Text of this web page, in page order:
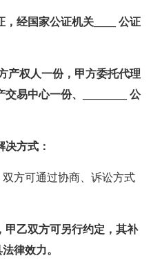
经国家公证机关____ 公证
产权人一份，甲方委托代理
易中心一份、________ 公
方式：
方可通过协商、诉讼方式
甲乙双方可另行约定，其补
律效力。